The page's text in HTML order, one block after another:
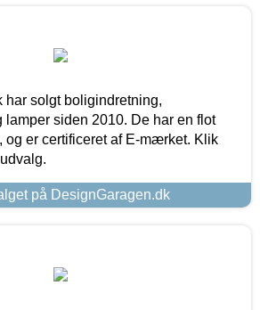
har solgt boligindretning,
siden 2010. De har en flot
og er certificeret af E-mærket. Klik
på DesignGaragen.dk